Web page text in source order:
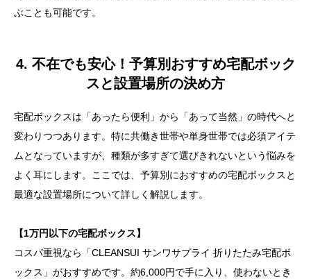
ぶことも可能です。
4. 不在でも安心！予算別おすすめ宅配ボック
スと設置場所の決め方
宅配ボックスは「あったら便利」から「あって当然」の時代へと
変わりつつあります。特に共働き世帯や単身世帯では必須アイテ
ムとなっていますが、種類が多すぎて選びきれないという悩みを
よく耳にします。ここでは、予算別におすすめの宅配ボックスと
最適な設置場所について詳しく解説します。
【1万円以下の宅配ボックス】
コスパ重視なら「CLEANSUI サンワサプライ 折りたたみ宅配ボ
ックス」がおすすめです。約6,000円で手に入り、使わないとき